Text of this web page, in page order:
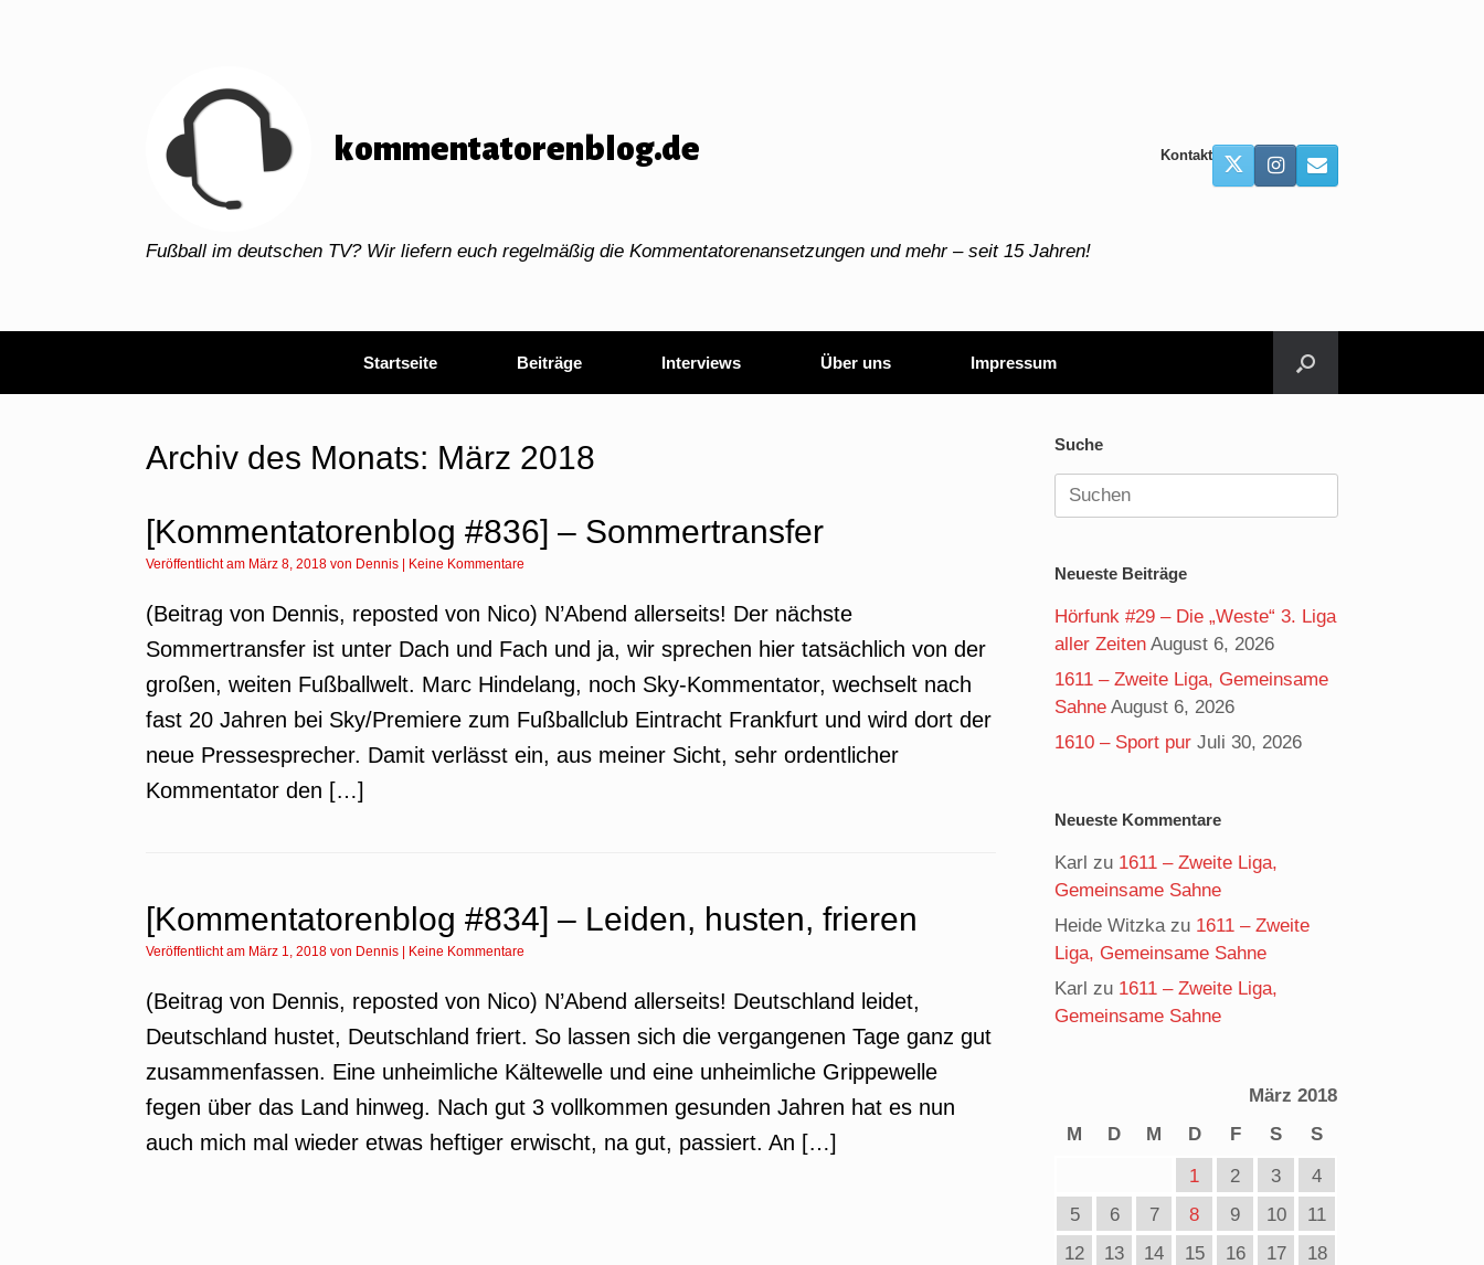
kommentatorenblog.de
Fußball im deutschen TV? Wir liefern euch regelmäßig die Kommentatorenansetzungen und mehr – seit 15 Jahren!
Kontakt
Startseite Beiträge Interviews Über uns Impressum
Archiv des Monats: März 2018
[Kommentatorenblog #836] – Sommertransfer
Veröffentlicht am März 8, 2018 von Dennis Keine Kommentare
(Beitrag von Dennis, reposted von Nico) N’Abend allerseits! Der nächste
Sommertransfer ist unter Dach und Fach und ja, wir sprechen hier tatsächlich von der
großen, weiten Fußballwelt. Marc Hindelang, noch Sky-Kommentator, wechselt nach
fast 20 Jahren bei Sky/Premiere zum Fußballclub Eintracht Frankfurt und wird dort der
neue Pressesprecher. Damit verlässt ein, aus meiner Sicht, sehr ordentlicher
Kommentator den […]
[Kommentatorenblog #834] – Leiden, husten, frieren
Veröffentlicht am März 1, 2018 von Dennis Keine Kommentare
(Beitrag von Dennis, reposted von Nico) N’Abend allerseits! Deutschland leidet,
Deutschland hustet, Deutschland friert. So lassen sich die vergangenen Tage ganz gut
zusammenfassen. Eine unheimliche Kältewelle und eine unheimliche Grippewelle
fegen über das Land hinweg. Nach gut 3 vollkommen gesunden Jahren hat es nun
auch mich mal wieder etwas heftiger erwischt, na gut, passiert. An […]
Suche
Suchen
nach:
Neueste Beiträge
Hörfunk #29 – Die „Weste“ 3. Liga
aller Zeiten August 6, 2026
1611 – Zweite Liga, Gemeinsame
Sahne August 6, 2026
1610 – Sport pur Juli 30, 2026
Neueste Kommentare
Karl zu 1611 – Zweite Liga,
Gemeinsame Sahne
Heide Witzkazu 1611 – Zweite
Liga, Gemeinsame Sahne
Karl zu 1611 – Zweite Liga,
Gemeinsame Sahne
März 2018
M
D M D F S
S
1
2 3
4
5
6 7 8 9 10
11
12
13 14 15 16 17
18